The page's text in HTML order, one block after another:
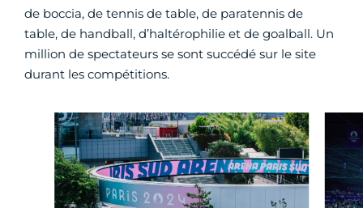
de boccia, de tennis de table, de paratennis de
table, de handball, d’haltérophilie et de goalball. Un
million de spectateurs se sont succédé sur le site
durant les compétitions.